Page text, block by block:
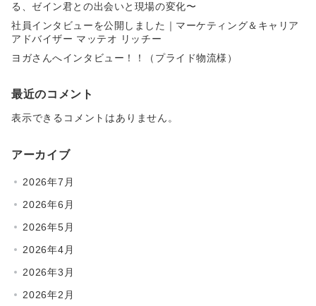
る、ゼイン君との出会いと現場の変化〜
社員インタビューを公開しました｜マーケティング＆キャリア
アドバイザー マッテオ リッチー
ヨガさんへインタビュー！！（プライド物流様）
最近のコメント
表示できるコメントはありません。
アーカイブ
2026年7月
2026年6月
2026年5月
2026年4月
2026年3月
2026年2月